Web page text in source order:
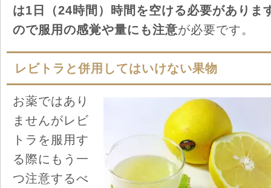
は1日（24時間）時間を空ける必要がありま
ので服用の感覚や量にも注意が必要です。
レビトラと併用してはいけない果物
お薬ではあり
ませんがレビ
トラを服用す
る際にもう一
つ注意するべ